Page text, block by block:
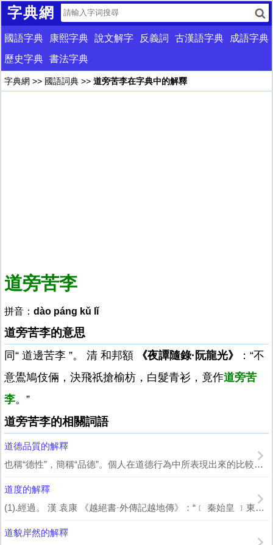
字典網
國語字典 康熙字典 說文解字 反義詞 古漢語字典
成語字典
歷史字典 書法字典
字典網 >> 國語詞典 >> 道旁苦李在字典中的解釋
道旁苦李
拼音： dào páng kǔ lǐ
道旁苦李的意思
同“ 道邊苦李 ”。 清 和邦額 《夜譚隨錄·阮龍光》
：“不
意鷽鳩伎倆，決飛祇搶榆枋，白髮青衫，竟作道旁苦
李。”
道旁苦李的相關詞語
道德品質的解釋
也稱“德性”，簡稱“品德”。個人在道德行為中所表現出來的比較穩定的、一貫的特點和...
道度的解釋
(1).經過。 漢 袁康 《越絕書·外傳記越地傳》：“﹝ 秦始皇 ﹞東遊之 ...
道貌岸然的解釋